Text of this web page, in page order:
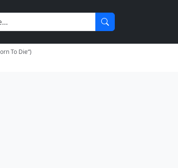
To Die“)